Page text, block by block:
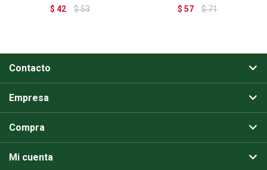
$ 42 $53
$ 57 $71
Contacto
Empresa
Compra
Mi cuenta